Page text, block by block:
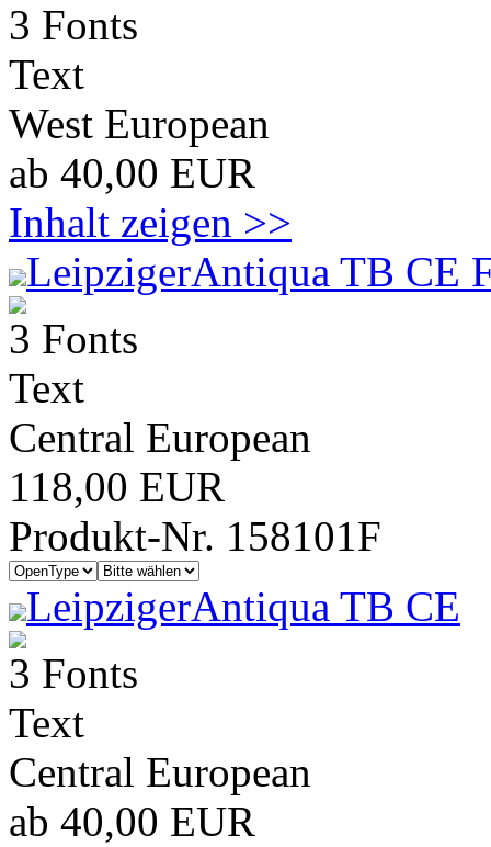
3 Fonts
Text
West European
ab 40,00 EUR
Inhalt zeigen >>
LeipzigerAntiqua TB CE
3 Fonts
Text
Central European
118,00 EUR
Produkt-Nr. 158101F
LeipzigerAntiqua TB CE
3 Fonts
Text
Central European
ab 40,00 EUR